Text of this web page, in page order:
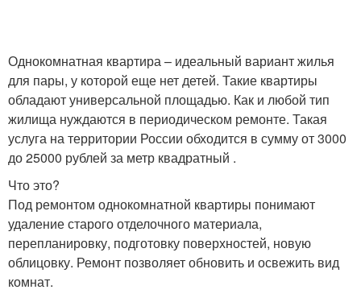
Ремонт с нуля Дизайнерский ремонт
Идеи для ремонта Квартиры в спб
1-комнатная квартира
Дизайн в
однокомнатной
квартире
Однокомнатная квартира – идеальный вариант жилья
для пары, у которой еще нет детей. Такие квартиры
обладают универсальной площадью. Как и любой тип
жилища нуждаются в периодическом ремонте. Такая
услуга на территории России обходится в сумму от 3000
до 25000 рублей за метр квадратный .
Что это?
Под ремонтом однокомнатной квартиры понимают
удаление старого отделочного материала,
перепланировку, подготовку поверхностей, новую
облицовку. Ремонт позволяет обновить и освежить вид
комнат.